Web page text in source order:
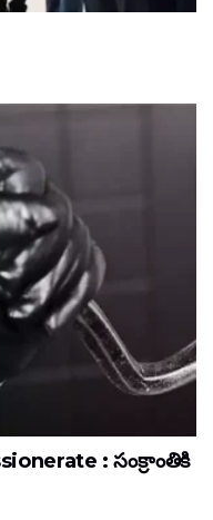
: సంక్రాంతికి